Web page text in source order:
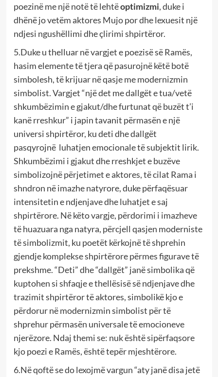
poezinë me një notë të lehtëoptimizmi, duke i
dhënë jo vetëm aktores Mujo por dhe lexuesit një
ndjesi ngushëllimi dhe çlirimi shpirtëror.
5.Duke u thelluar në vargjet e poezisë së Ramës,
hasim elemente të tjera që pasurojnë këtë botë
simbolesh, të krijuar në qasje me modernizmin
simbolist. Vargjet “një det me dallgët e tua/vetë
shkumbëzimin e gjakut/dhe furtunat që buzët t’i
kanë rreshkur” i japin tavanit përmasën e një
universi shpirtëror, ku deti dhe dallgët
pasqyrojnë luhatjen emocionale të subjektit lirik.
Shkumbëzimi i gjakut dhe rreshkjet e buzëve
simbolizojnë përjetimet e aktores, të cilat Rama i
shndron në imazhe natyrore, duke përfaqësuar
intensitetin e ndjenjave dhe luhatjet e saj
shpirtërore. Në këto vargje, përdorimi i imazheve
të huazuara nga natyra, përcjell qasjen moderniste
të simbolizmit, ku poetët kërkojnë të shprehin
gjendje komplekse shpirtërore përmes figurave të
prekshme. “Deti” dhe “dallgët” janë simbolika që
kuptohen si shfaqje e thellësisë së ndjenjave dhe
trazimit shpirtëror të aktores, simbolikë kjo e
përdorur në modernizmin simbolist për të
shprehur përmasën universale të emocioneve
njerëzore. Ndaj themi se: nuk është sipërfaqsore
kjo poezi e Ramës, është tepër mjeshtërore.
6.Në qoftë se do lexojmë vargun “aty janë disa jetë